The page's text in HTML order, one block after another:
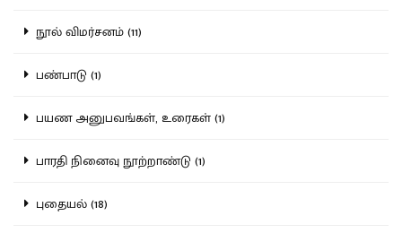
நூல் விமர்சனம் (11)
பண்பாடு (1)
பயண அனுபவங்கள், உரைகள் (1)
பாரதி நினைவு நூற்றாண்டு (1)
புதையல் (18)